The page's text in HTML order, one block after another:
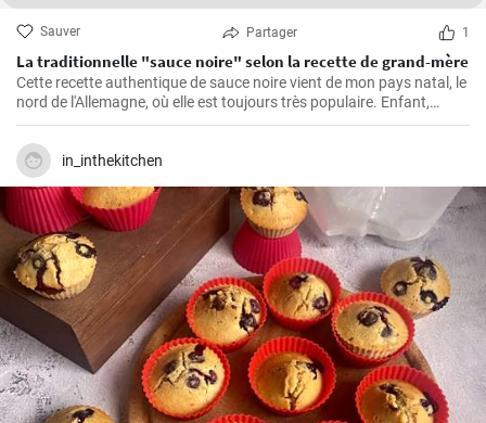
Sauver Partager 1
La traditionnelle "sauce noire" selon la recette de grand-mère
Cette recette authentique de sauce noire vient de mon pays natal, le
nord de l'Allemagne, où elle est toujours très populaire. Enfant,
j'adorais regarder ma grand-mère dans la cuisine préparer ce
bouillon de viande riche et savoureux. La viande de porc est cuite
avec des épices et servie dans une sauce avec du sang. Un goût
inoubliable qui me rappelle toujours les dimanches passés dans la
maison de ma grand-mère.
in_inthekitchen